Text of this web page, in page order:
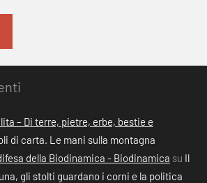
– Di terre, pietre, erbe, bestie e
di carta. Le mani sulla montagna
della Biodinamica - Biodinamica su Il
gli stolti guardano i corni e la politica